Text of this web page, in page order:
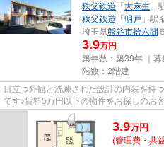
秩父鉄道 「 大麻生 」
秩父鉄道 「 明戸 」駅
埼玉県熊谷市拾六間
3.9万円
築年数：築39年 ｜募
階数：2階建
目立つ外観と洗練された設計の内装を持
です♪賃料5万円以下の物件をお探しの
ツ 芝」の物件情報をお探しな...
3.9万円
(管理費・共